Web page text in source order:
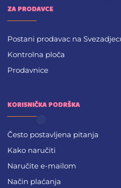
ZA PRODAVCE
Postani prodavac na
Kontrolna ploča
Prodavnice
KORISNIČKA PODRŠKA
Često postavljena pitanja
Kako naručiti
Naručite e-mailom
Način plaćanja